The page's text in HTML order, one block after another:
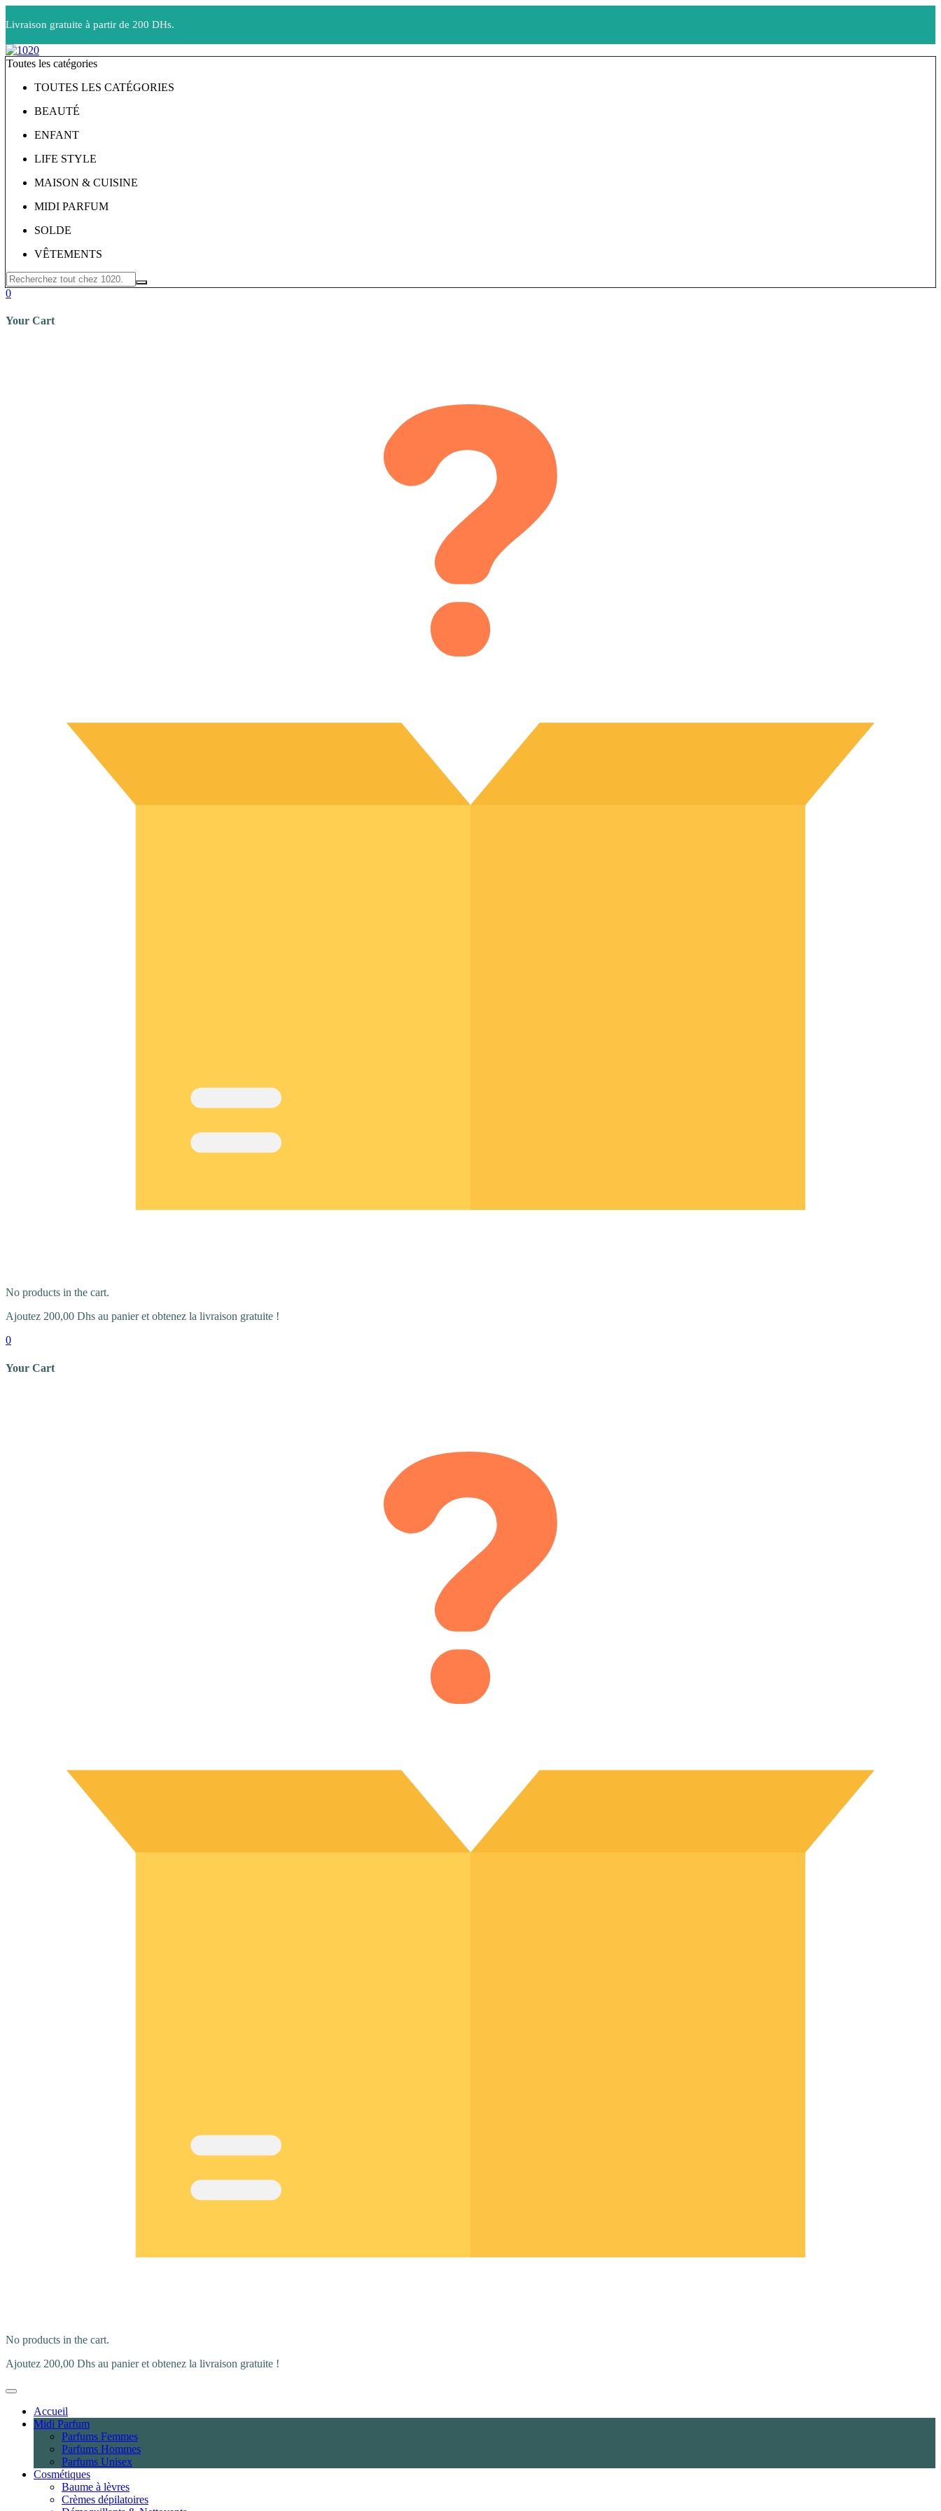
Livraison gratuite à partir de 200 DHs.
Toutes les catégories
TOUTES LES CATÉGORIES
BEAUTÉ
ENFANT
LIFE STYLE
MAISON & CUISINE
MIDI PARFUM
SOLDE
VÊTEMENTS
0
Your Cart
No products in the cart.
Ajoutez 200,00 Dhs au panier et obtenez la livraison gratuite !
0
Your Cart
No products in the cart.
Ajoutez 200,00 Dhs au panier et obtenez la livraison gratuite !
Accueil
Midi Parfum
Parfums Femmes
Parfums Hommes
Parfums Unisex
Cosmétiques
Baume à lèvres
Crèmes dépilatoires